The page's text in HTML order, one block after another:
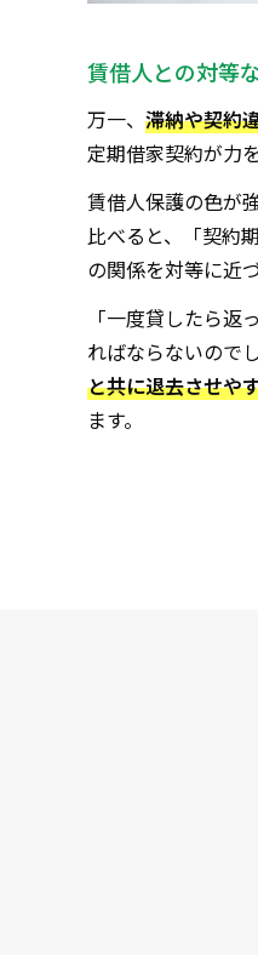
賃借人との対等
万一、 滞納や契約
定期借家契約が力
賃借人保護の色が
比べると、「契約
の関係を対等に近
「一度貸したら
ればならないので
と共に退去させや
ます。